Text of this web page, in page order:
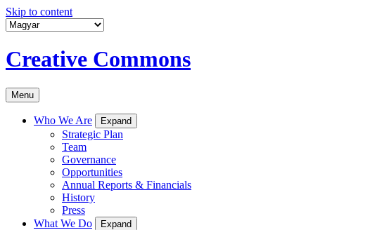
Skip to content
Creative Commons
Menu
Who We Are Expand
Strategic Plan
Team
Governance
Opportunities
Annual Reports & Financials
History
Press
What We Do
Expand